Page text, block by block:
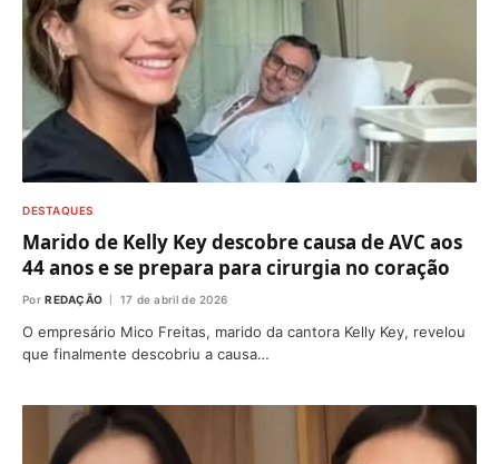
DESTAQUES
Marido de Kelly Key descobre causa de AVC aos
44 anos e se prepara para cirurgia no coração
Por REDAÇÃO 17 de abril de 2026
O empresário Mico Freitas, marido da cantora Kelly Key, revelou
que finalmente descobriu a causa…